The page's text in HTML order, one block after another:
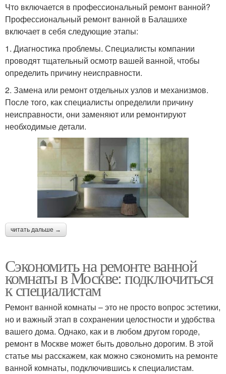
Что включается в профессиональный ремонт ванной?
Профессиональный ремонт ванной в Балашихе
включает в себя следующие этапы:
1. Диагностика проблемы. Специалисты компании
проводят тщательный осмотр вашей ванной, чтобы
определить причину неисправности.
2. Замена или ремонт отдельных узлов и механизмов.
После того, как специалисты определили причину
неисправности, они заменяют или ремонтируют
необходимые детали.
читать дальше →
Сэкономить на ремонте ванной
комнаты в Москве: подключиться
к специалистам
Ремонт ванной комнаты – это не просто вопрос эстетики,
но и важный этап в сохранении целостности и удобства
вашего дома. Однако, как и в любом другом городе,
ремонт в Москве может быть довольно дорогим. В этой
статье мы расскажем, как можно сэкономить на ремонте
ванной комнаты, подключившись к специалистам.